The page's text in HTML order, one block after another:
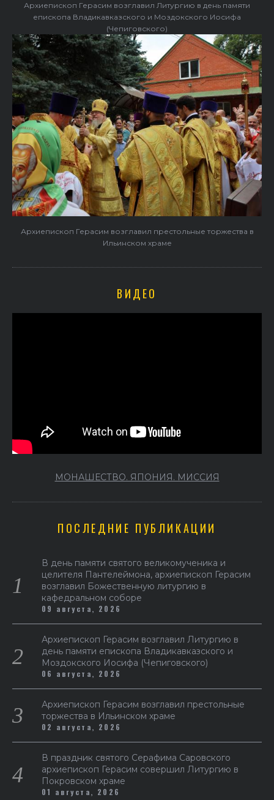
Архиепископ Герасим возглавил Литургию в день памяти
епископа Владикавказского и Моздокского Иосифа
(Чепиговского)
Архиепископ Герасим возглавил престольные торжества в
Ильинском храме
ВИДЕО
МОНАШЕСТВО. ЯПОНИЯ. МИССИЯ
ПОСЛЕДНИЕ ПУБЛИКАЦИИ
В день памяти святого великомученика и
целителя Пантелеймона, архиепископ Герасим
возглавил Божественную литургию в
кафедральном соборе
09 августа, 2026
Архиепископ Герасим возглавил Литургию в
день памяти епископа Владикавказского и
Моздокского Иосифа (Чепиговского)
06 августа, 2026
Архиепископ Герасим возглавил престольные
торжества в Ильинском храме
02 августа, 2026
В праздник святого Серафима Саровского
архиепископ Герасим совершил Литургию в
Покровском храме
01 августа, 2026